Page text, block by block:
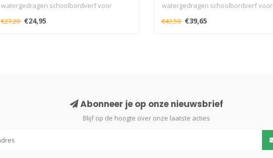
watergedragen schoolbordverf voor
€27,20 €24,95
watergedragen schoolbordverf voor
€43,58 €39,65
Abonneer je op onze nieuwsbrief
Blijf op de hoogte over onze laatste acties